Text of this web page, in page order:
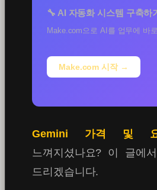
🔧 AI 자동화 시스템 구축하기
Make.com으로 AI를 업무에 바
Make.com 시작 →
Gemini 가격 및 요
느껴지셨나요? 이 글에
드리겠습니다.